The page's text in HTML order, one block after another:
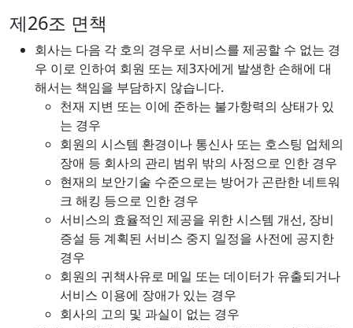
제26조 면책
회사는 다음 각 호의 경우로 서비스를 제공할 수 없는 경
우 이로 인하여 회원 또는 제3자에게 발생한 손해에 대
해서는 책임을 부담하지 않습니다.
천재 지변 또는 이에 준하는 불가항력의 상태가 있
는 경우
회원의 시스템 환경이나 통신사 또는 호스팅 업체의
장애 등 회사의 관리 범위 밖의 사정으로 인한 경우
현재의 보안기술 수준으로는 방어가 곤란한 네트워
크 해킹 등으로 인한 경우
서비스의 효율적인 제공을 위한 시스템 개선, 장비
증설 등 계획된 서비스 중지 일정을 사전에 공지한
경우
회원의 귀책사유로 메일 또는 데이터가 유출되거나
서비스 이용에 장애가 있는 경우
회사의 고의 및 과실이 없는 경우